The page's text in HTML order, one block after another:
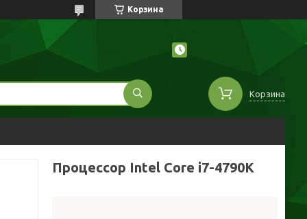
Корзина
Корзина
Процессор Intel Core i7-4790K